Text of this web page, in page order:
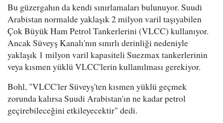
Bu güzergahın da kendi sınırlamaları bulunuyor. Suudi
Arabistan normalde yaklaşık 2 milyon varil taşıyabilen
Çok Büyük Ham Petrol Tankerlerini (VLCC) kullanıyor.
Ancak Süveyş Kanalı'nın sınırlı derinliği nedeniyle
yaklaşık 1 milyon varil kapasiteli Suezmax tankerlerinin
veya kısmen yüklü VLCC'lerin kullanılması gerekiyor.
Bohl, "VLCC'ler Süveyş'ten kısmen yüklü geçmek
zorunda kalırsa Suudi Arabistan'ın ne kadar petrol
geçirebileceğini etkileyecektir" dedi.